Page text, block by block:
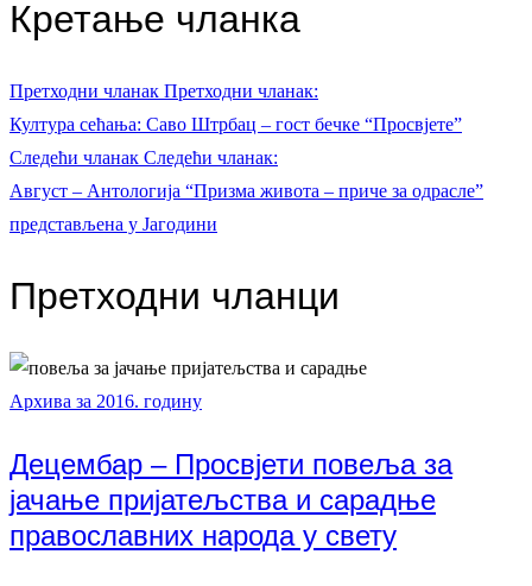
Кретање чланка
Претходни чланак Претходни чланак:
Култура сећања: Саво Штрбац – гост бечке “Просвјете”
Следећи чланак Следећи чланак:
Август – Антологија “Призма живота – приче за одрасле”
представљена у Јагодини
Претходни чланци
Архива за 2016. годину
Децембар – Просвјети повеља за
јачање пријатељства и сарадње
православних народа у свету